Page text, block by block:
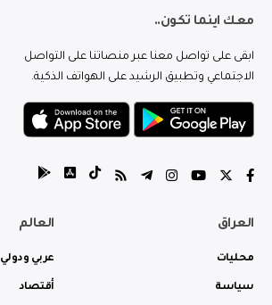
معك اينما تكون..
ابقى على تواصل معنا عبر منصاتنا على التواصل
الاجتماعي وتطبيق الرشيد على الهواتف الذكية.
العراق
محليات
سياسة
العالم
عربي ودولي
أقتصاد